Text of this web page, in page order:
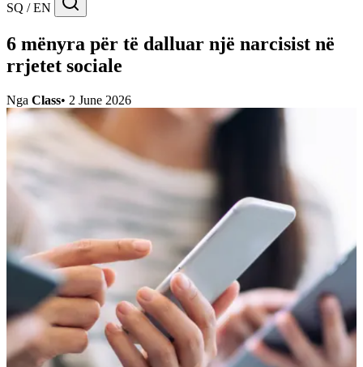
SQ / EN
6 mënyra për të dalluar një narcisist në
rrjetet sociale
Nga Class• 2 June 2026